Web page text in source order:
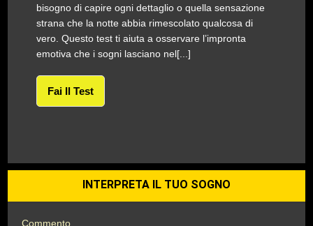
bisogno di capire ogni dettaglio o quella sensazione
strana che la notte abbia rimescolato qualcosa di
vero. Questo test ti aiuta a osservare l’impronta
emotiva che i sogni lasciano nel[...]
Fai Il Test
INTERPRETA IL TUO SOGNO
Commento